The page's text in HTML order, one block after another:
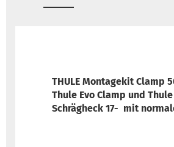
THULE Montagekit Clamp
Thule Evo Clamp und
Schrägheck 17- mit